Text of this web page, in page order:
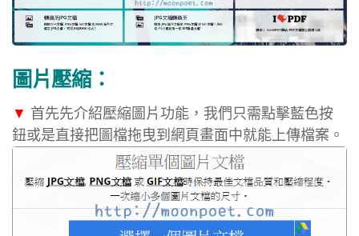
圖片壓縮：
▼ 首先先介紹壓縮圖片功能，我們只需點擊藍色按
鈕或是直接把圖檔拖曳到網頁畫面中就能上傳檔案。